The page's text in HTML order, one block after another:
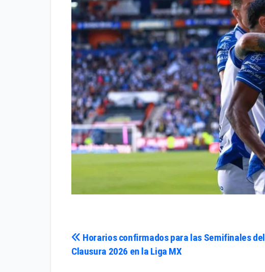
Navegación
Horarios confirmados para las Semifinales del
Clausura 2026 en la Liga MX